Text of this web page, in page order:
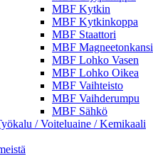
MBF Kytkin
MBF Kytkinkoppa
MBF Staattori
MBF Magneetonkansi
MBF Lohko Vasen
MBF Lohko Oikea
MBF Vaihteisto
MBF Vaihderumpu
MBF Sähkö
/ Voiteluaine / Kemikaali